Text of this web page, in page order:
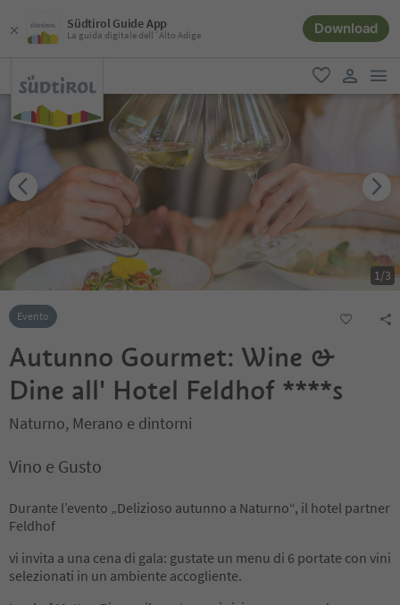
Südtirol Guide App
La guida digitale dell´Alto Adige Download
favoriti
user link
1/3
Evento
Autunno Gourmet: Wine &
Dine all' Hotel Feldhof ****s
Naturno, Merano e dintorni
Vino e Gusto
Durante l’evento „Delizioso autunno a Naturno“, il hotel partner
Feldhof
vi invita a una cena di gala: gustate un menu di 6 portate con vini
selezionati in un ambiente accogliente.